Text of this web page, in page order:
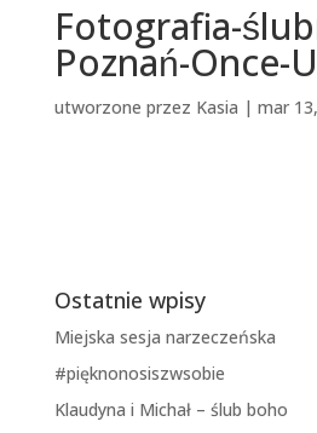
Fotografia-
Poznań-Once-
utworzone przez Kasia | mar
Ostatnie wpisy
Miejska sesja narzeczeńska
#pięknonosiszwsobie
Klaudyna i Michał – ślub boho